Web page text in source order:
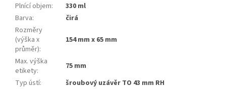
Plnící objem:
330 ml
Barva:
čirá
Rozměry
(výška x
průměr):
154 mm x 65 mm
Max. výška
etikety:
75 mm
Typ ústí: šroubový uzávěr TO 43 mm RH